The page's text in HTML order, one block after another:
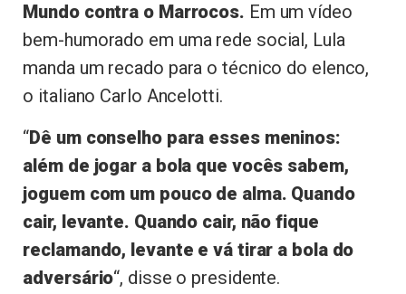
Mundo contra o Marrocos. Em um vídeo
bem-humorado em uma rede social, Lula
manda um recado para o técnico do elenco,
o italiano Carlo Ancelotti.
“Dê um conselho para esses meninos:
além de jogar a bola que vocês sabem,
joguem com um pouco de alma. Quando
cair, levante. Quando cair, não fique
reclamando, levante e vá tirar a bola do
adversário“, disse o presidente.